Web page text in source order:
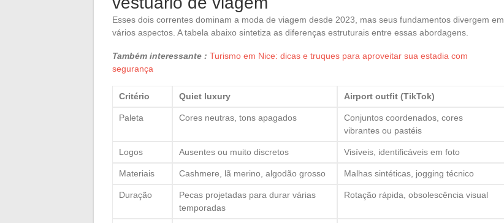
Esses dois correntes dominam a moda de viagem desde 2023, mas seus fundamentos divergem em
vários aspectos. A tabela abaixo sintetiza as diferenças estruturais entre essas abordagens.
Também interessante : Turismo em Nice: dicas e truques para aproveitar sua estadia com
segurança
Critério Quiet luxury Airport outfit (TikTok)
Paleta Cores neutras, tons apagados
Conjuntos coordenados, cores
vibrantes ou pastéis
Logos Ausentes ou muito discretos Visíveis, identificáveis em foto
Materiais Cashmere, lã merino, algodão grosso Malhas sintéticas, jogging técnico
Duração
Pecas projetadas para durar várias
temporadas
Rotação rápida, obsolescência visual